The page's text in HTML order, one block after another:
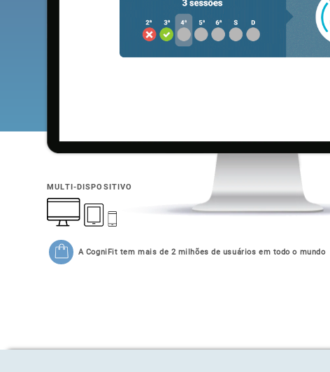
MULTI-DISPOSITIVO
A CogniFit tem mais de 2 milhões de usuários em todo o mundo